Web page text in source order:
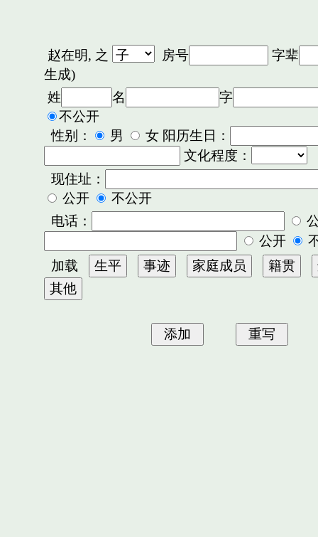
赵在明, 之 房号
字辈
生成)
姓
名
字
不公开
性别：
男
女 阳历生日：
文化程度：
现住址：
公开
不公开
电话：
公开
加载